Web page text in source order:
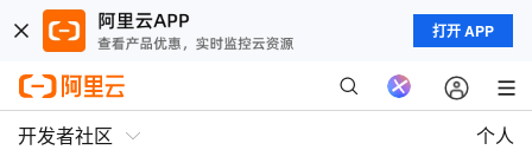
打开 APP
开发者社区 个人